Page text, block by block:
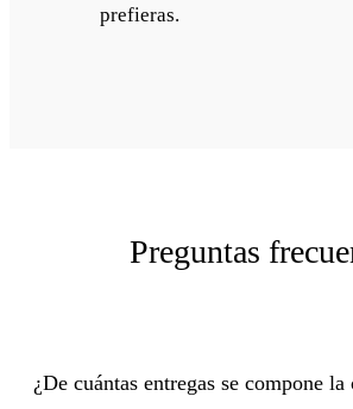
prefieras.
Preguntas
¿De cuántas entregas se compone